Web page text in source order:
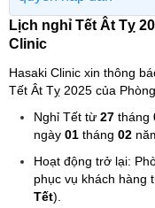
Lịch nghỉ Tết Ât Tỵ
Clinic
Hasaki Clinic xin thông
Tết Ât Tỵ 2025 của
Nghỉ Tết từ 27 tháng
ngày 01 tháng 02
Hoạt động trở lại:
phục vụ khách hàng
Tết).